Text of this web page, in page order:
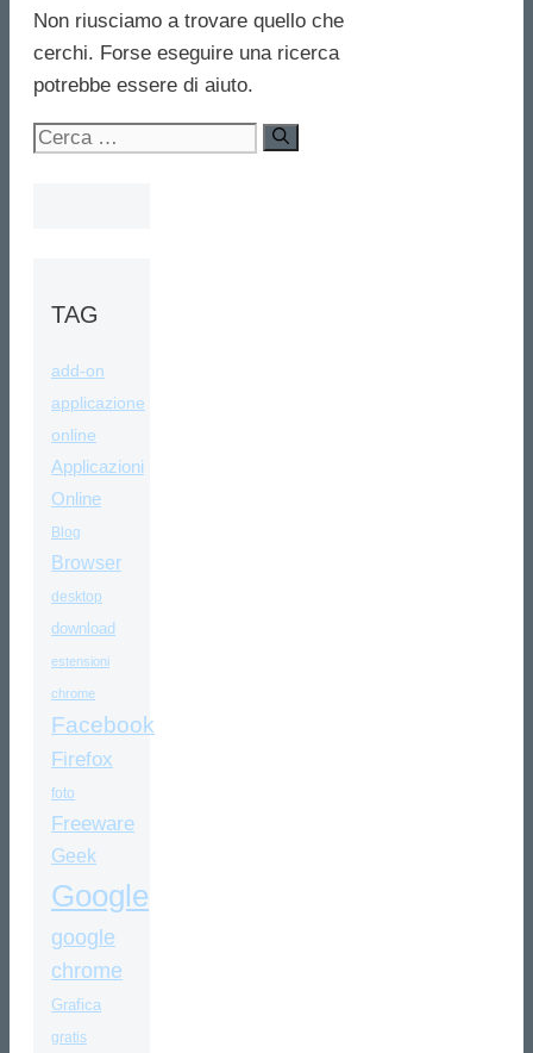
Non riusciamo a trovare quello che
cerchi. Forse eseguire una ricerca
potrebbe essere di aiuto.
Ricerca
TAG
add-on
applicazione
online
Applicazioni
Online
Blog
Browser
desktop
download
estensioni
chrome
Facebook
Firefox
foto
Freeware
Geek
Google
google
chrome
Grafica
gratis